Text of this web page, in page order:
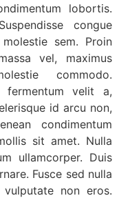
lobortis.
congue
sem. Proin
vel, maximus
commodo.
fermentum velit a,
id arcu non,
condimentum
sit amet. Nulla
ullamcorper. Duis
Fusce sed nulla
non eros.